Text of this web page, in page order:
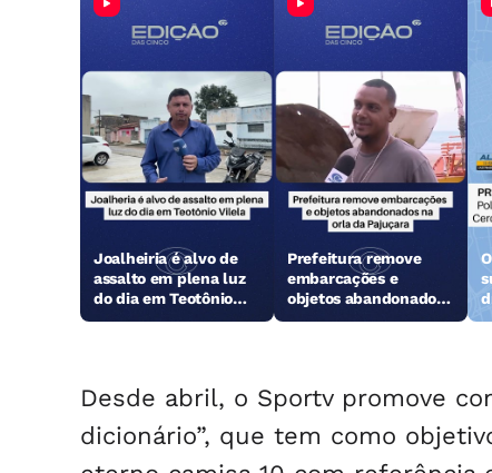
Joalheiria é alvo de
assalto em plena luz
do dia em Teotônio
Vilela
Prefeitura remove
embarcações e
objetos abandonados
na orla da Pajuçara
Desde abril, o Sportv promove
dicionário”, que tem como